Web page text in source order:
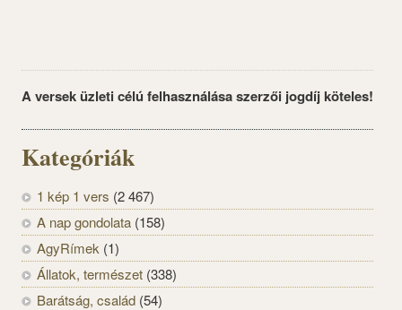
A versek üzleti célú felhasználása szerzői jogdíj köteles!
Kategóriák
1 kép 1 vers (2 467)
A nap gondolata (158)
AgyRímek (1)
Állatok, természet (338)
Barátság, család (54)